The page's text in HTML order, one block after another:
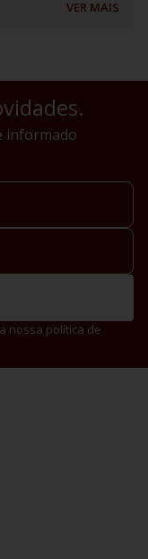
VER MAIS
informado
nossa política de